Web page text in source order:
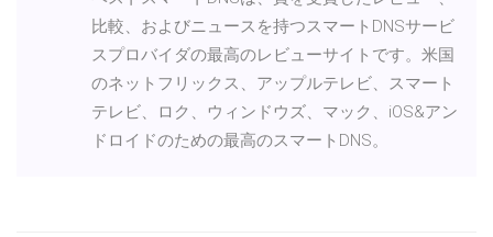
比較、およびニュースを持つスマートDNSサービ
スプロバイダの最高のレビューサイトです。米国
のネットフリックス、アップルテレビ、スマート
テレビ、ロク、ウィンドウズ、マック、iOS&アン
ドロイドのための最高のスマートDNS。